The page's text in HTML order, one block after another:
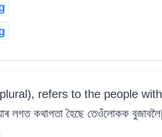
refers to the people
লগত কথাপতা হৈছে তেওঁলোকক বুজাবলৈ|